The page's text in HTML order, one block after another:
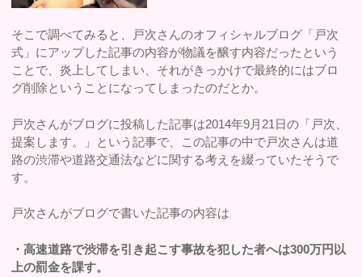
そこで調べてみると、戸次さんのオフィシャルブログ「戸次
式」にアップした記事の内容が物議を醸す内容だったという
ことで、炎上してしまい、それがきっかけで最終的にはブロ
グ削除ということになってしまったのだとか。
戸次さんがブログに投稿した記事は2014年9月21日の「戸次、
提案します。」という記事で、この記事の中で戸次さんは道
路の渋滞や道路交通法などに関する考えを綴っていたそうで
す。
戸次さんがブログで書いた記事の内容は
・高速道路で渋滞を引き起こす事故を犯した者へは300万円以
上の罰金を課す。